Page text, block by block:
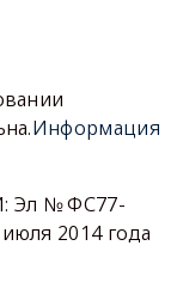
Информация
Эл № ФС77-
2014 года